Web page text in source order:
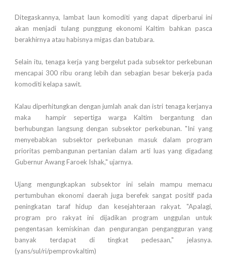
Ditegaskannya, lambat laun komoditi yang dapat diperbarui ini
akan menjadi tulang punggung ekonomi Kaltim bahkan pasca
berakhirnya atau habisnya migas dan batubara.
Selain itu, tenaga kerja yang bergelut pada subsektor perkebunan
mencapai 300 ribu orang lebih dan sebagian besar bekerja pada
komoditi kelapa sawit.
Kalau diperhitungkan dengan jumlah anak dan istri tenaga kerjanya
maka hampir sepertiga warga Kaltim bergantung dan
berhubungan langsung dengan subsektor perkebunan. "Ini yang
menyebabkan subsektor perkebunan masuk dalam program
prioritas pembangunan pertanian dalam arti luas yang digadang
Gubernur Awang Faroek Ishak," ujarnya.
Ujang mengungkapkan subsektor ini selain mampu memacu
pertumbuhan ekonomi daerah juga berefek sangat positif pada
peningkatan taraf hidup dan kesejahteraan rakyat. "Apalagi,
program pro rakyat ini dijadikan program unggulan untuk
pengentasan kemiskinan dan pengurangan pengangguran yang
banyak terdapat di tingkat pedesaan," jelasnya.
(yans/sul/ri/pemprovkaltim)